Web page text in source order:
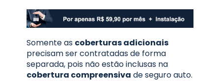
Somente as coberturas adicionais
precisam ser contratadas de forma
separada, pois não estão inclusas na
cobertura compreensiva de seguro auto.